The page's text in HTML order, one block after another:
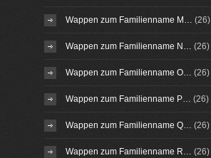
Wappen zum Familienname M… (26)
Wappen zum Familienname N… (26)
Wappen zum Familienname O… (26)
Wappen zum Familienname P… (26)
Wappen zum Familienname Q… (26)
Wappen zum Familienname R… (26)